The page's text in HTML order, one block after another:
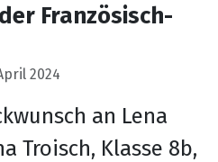
Französisch-
2024
an Lena
Troisch, Klasse 8b,